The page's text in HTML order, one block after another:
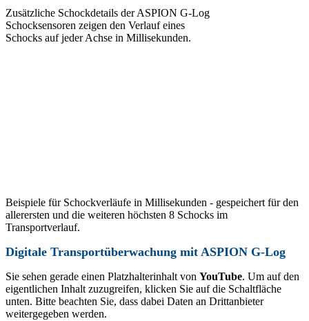
Zusätzliche Schockdetails der ASPION G-Log
Schocksensoren zeigen den Verlauf eines
Schocks auf jeder Achse in Millisekunden.
Beispiele für Schockverläufe in Millisekunden - gespeichert für den
allerersten und die weiteren höchsten 8 Schocks im
Transportverlauf.
Digitale Transportüberwachung mit ASPION G-Log
Sie sehen gerade einen Platzhalterinhalt von YouTube. Um auf den
eigentlichen Inhalt zuzugreifen, klicken Sie auf die Schaltfläche
unten. Bitte beachten Sie, dass dabei Daten an Drittanbieter
weitergegeben werden.